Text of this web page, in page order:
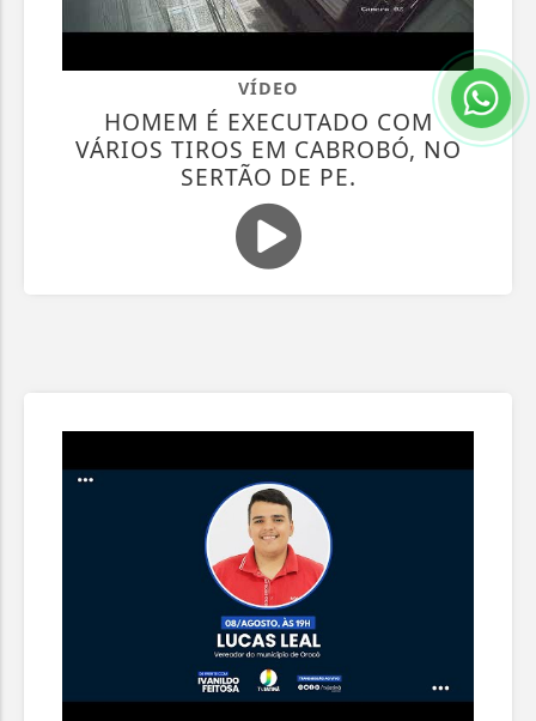
VÍDEO
HOMEM É EXECUTADO COM
VÁRIOS TIROS EM CABROBÓ, NO
SERTÃO DE PE.